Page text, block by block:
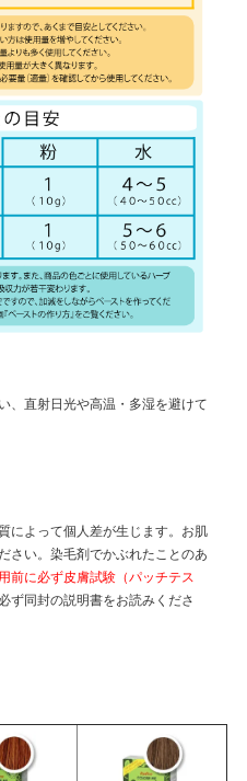
、直射日光や高温・多湿を避けて
によって個人差が生じます。お肌
さい。染毛剤でかぶれたことのあ
前に必ず皮膚試験（パッチテス
ず同封の説明書をお読みくださ